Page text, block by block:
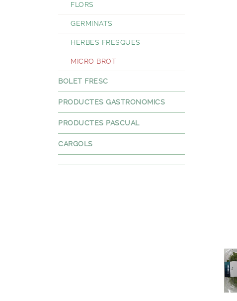
FLORS
GERMINATS
HERBES FRESQUES
MICRO BROT
BOLET FRESC
PRODUCTES GASTRONOMICS
PRODUCTES PASCUAL
CARGOLS